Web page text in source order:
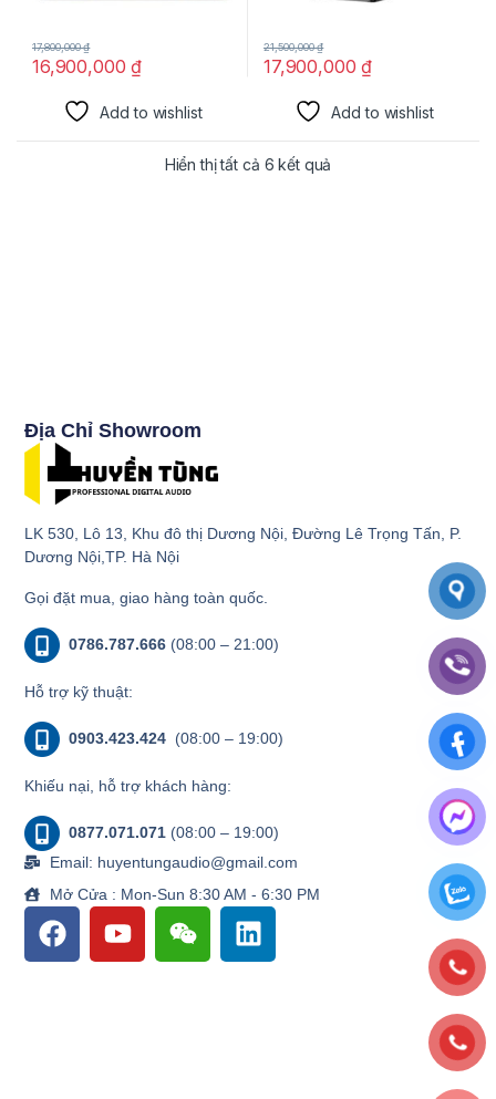
16,900,000₫
17,800,000₫
Add to wishlist
17,900,000₫
21,500,000₫
Add to wishlist
Hiển thị tất cả 6 kết quả
Địa Chỉ Showroom
LK 530, Lô 13, Khu đô thị Dương Nội, Đường Lê Trọng Tấn, P.
Dương Nội,TP. Hà Nội
Gọi đặt mua, giao hàng toàn quốc.
0786.787.666 (08:00 – 21:00)
Hỗ trợ kỹ thuật:
0903.423.424 (08:00 – 19:00)
Khiếu nại, hỗ trợ khách hàng:
0877.071.071 (08:00 – 19:00)
Email: huyentungaudio@gmail.com
Mở Cửa : Mon-Sun 8:30 AM - 6:30 PM